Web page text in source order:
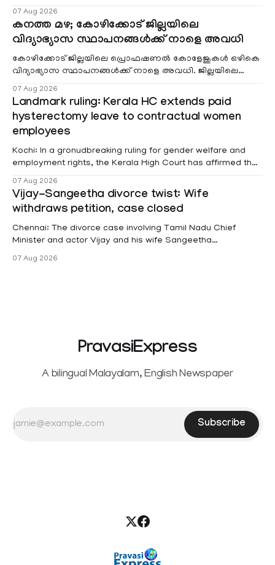
വരുമാനം പരിഗണിക്കാതെ എല്ലാ രോഗികൾക്കും പേ വാർഡു
07 Aug 2026
കനത്ത മഴ; കോഴിക്കോട് ജില്ലയിലെ
വിദ്യാഭ്യാസ സ്ഥാപനങ്ങൾക്ക് നാളെ അവധി
കോഴിക്കോട് ജില്ലയിലെ പ്രൊഫഷണൽ കോളേജുകൾ ഒഴികെ
വിദ്യാഭ്യാസ സ്ഥാപനങ്ങൾക്ക് നാളെ അവധി. ജില്ലയിലെ
മലയോര- തീരദേശ മേഖലകളിലും മറ്റും ശക്തമായ മഴയു
07 Aug 2026
Landmark ruling: Kerala HC extends paid
hysterectomy leave to contractual women
employees
Kochi: In a gronudbreaking ruling for gender welfare and
employment rights, the Kerala High Court has affirmed that
female contractual staff employed in government-funded
projects are eligible for paid medical leave following
hysterectomy surgery under the Kerala Service Rules
(KSR). The court noted that since essential benefits like
maternity
07 Aug 2026
Vijay-Sangeetha divorce twist: Wife
withdraws petition, case closed
Chennai: The divorce case involving Tamil Nadu Chief
Minister and actor Vijay and his wife Sangeetha
Sowrnalingam has taken a new turn after Sangeetha
Sowrnalingam has taken a new turn after Sangeetha
07 Aug 2026
PravasiExpress
A bilingual Malayalam, English Newspaper
Subscribe